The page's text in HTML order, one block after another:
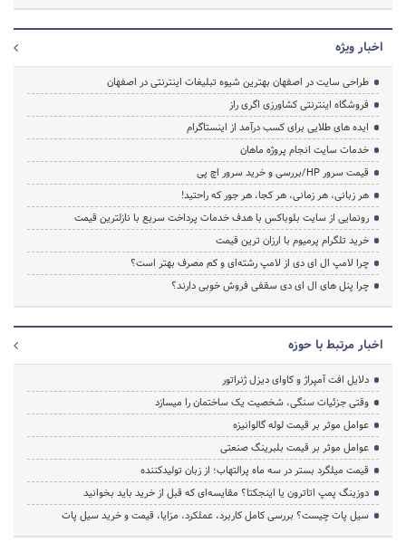
اخبار ویژه
طراحی سایت در اصفهان بهترین شیوه تبلیغات اینترنتی در اصفهان
فروشگاه اینترنتی کشاورزی اگری راز
ایده های طلایی برای کسب درآمد از اینستاگرام
خدمات سایت انجام پروژه ماهان
قیمت سرور HP/بررسی و خرید سرور اچ پی
هر زبانی، هر زمانی، هر کجا، هر جور که راحتید!
رونمایی از سایت بلوباکس با هدف خدمات پرداخت سریع با نازلترین قیمت
خرید تلگرام پرمیوم با ارزان ترین قیمت
چرا لامپ ال ای دی از لامپ رشته‌ای و کم مصرف بهتر است؟
چرا پنل های ال ای دی سقفی فروش خوبی دارند؟
اخبار مرتبط با حوزه
دلایل افت آمپراژ و کاوای دیزل ژنراتور
وقتی جزئیات سنگی، شخصیت یک ساختمان را میسازد
عوامل موثر بر قیمت لوله گالوانیزه
عوامل موثر بر قیمت بلبرینگ صنعتی
قیمت میلگرد بستر در سه ماه پرالتهاب؛ از زبان تولیدکننده
دوزینگ پمپ اتاترون یا اینجکتا؟ مقایسه‌ای که قبل از خرید باید بخوانید
سیل پات چیست؟ بررسی کامل کاربرد، عملکرد، مزایا، قیمت و خرید سیل پات